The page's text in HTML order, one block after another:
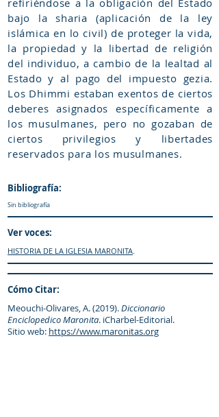
refiriéndose a la obligación del Estado
bajo la sharia (aplicación de la ley
islámica en lo civil) de proteger la vida,
la propiedad y la libertad de religión
del individuo, a cambio de la lealtad al
Estado y al pago del impuesto gezia.
Los Dhimmi estaban exentos de ciertos
deberes asignados específicamente a
los musulmanes, pero no gozaban de
ciertos privilegios y libertades
reservados para los musulmanes.
Bibliografía:
Sin bibliografía
Ver voces:
HISTORIA DE LA IGLESIA MARONITA.
Cómo Citar:
Meouchi-Olivares, A. (2019).Diccionario
Enciclopedico Maronita. iCharbel-Editorial.
Sitio web: https://www.maronitas.org